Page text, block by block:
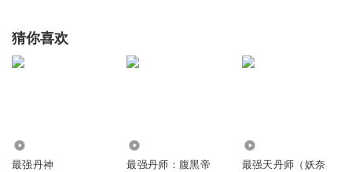
你好啊
猜你喜欢
最强丹神
最强丹师：腹黑帝
最强天丹师（妖奈